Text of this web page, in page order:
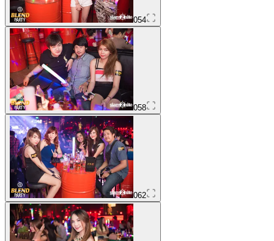
054
058
062